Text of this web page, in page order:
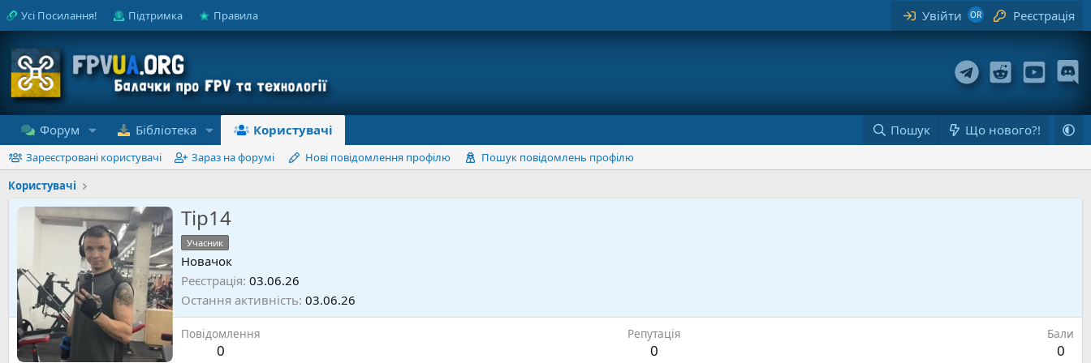
Усі Посилання! Підтримка Правила Увійти Реєстрація
Форум Бібліотека Користувачі Пошук Що нового?!
Зареєстровані користувачі Зараз на форумі Нові повідомлення профілю
Пошук повідомлень профілю
Користувачі
Tip14
Учасник
Новачок
Реєстрація 03.06.26
Остання активність 03.06.26
Повідомлення
0
Репутація
0
Бали
0